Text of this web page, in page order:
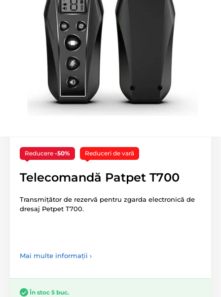
Reducere -50% Reduceri de vară
Telecomandă Patpet T700
Transmițător de rezervă pentru zgarda electronică de
dresaj Petpet T700.
Mai multe informații ›
În stoc 5 buc.